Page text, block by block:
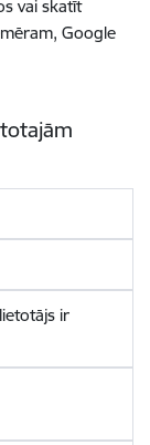
vai skatīt
Google
ir